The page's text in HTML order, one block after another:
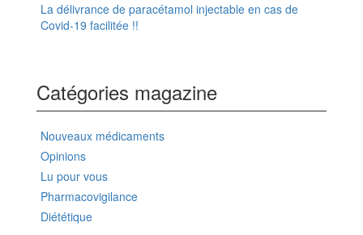
La délivrance de paracétamol injectable en cas de
Covid-19 facilitée !!
Catégories magazine
Nouveaux médicaments
Opinions
Lu pour vous
Pharmacovigilance
Diététique